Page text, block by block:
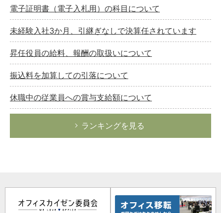
電子証明書（電子入札用）の科目について
未経験入社3か月、引継ぎなしで決算任されています
昇任役員の給料、報酬の取扱いについて
振込料を加算しての引落について
休職中の従業員への賞与支給額について
ランキングを見る